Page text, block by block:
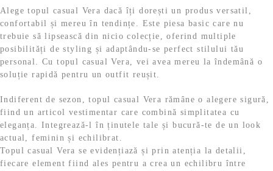
Alege topul casual Vera dacă îți dorești un produs versatil,
confortabil și mereu în tendințe. Este piesa basic care nu
trebuie să lipsească din nicio colecție, oferind multiple
posibilități de styling și adaptându-se perfect stilului tău
personal. Cu topul casual Vera, vei avea mereu la îndemână o
soluție rapidă pentru un outfit reușit.
Indiferent de sezon, topul casual Vera rămâne o alegere sigură,
fiind un articol vestimentar care combină simplitatea cu
eleganța. Integrează-l în ținutele tale și bucură-te de un look
actual, feminin și echilibrat.
Topul casual Vera se evidențiază și prin atenția la detalii,
fiecare element fiind ales pentru a crea un echilibru între